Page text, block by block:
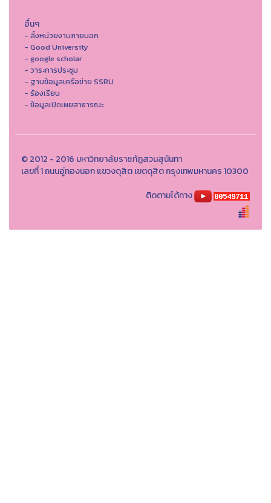
อื่นๆ
- ลิ้งหน่วยงานภายนอก
- Good University
- google scholar
- วาระการประชุม
- ฐานข้อมูลเครือข่าย SSRU
- ร้องเรียน
- ข้อมูลเปิดเผยสาธารณะ
© 2012 - 2016 มหาวิทยาลัยราชภัฏสวนสุนันทา
เลขที่ 1 ถนนอู่ทองนอก แขวงดุสิต เขตดุสิต กรุงเทพมหานคร 10300
ติดตามได้ทาง